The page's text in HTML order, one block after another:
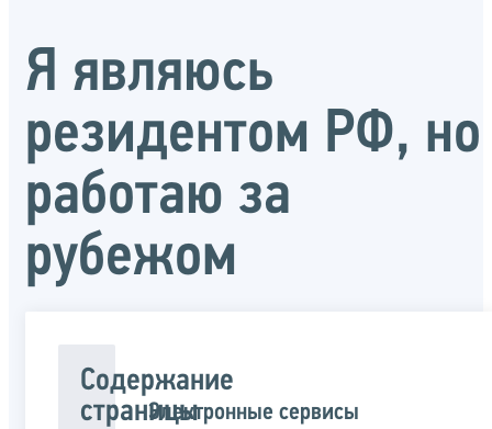
Я являюсь
резидентом РФ, но
работаю за
рубежом
Содержание
страницыЭлектронные сервисы